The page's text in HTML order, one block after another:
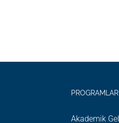
PROGRAMLAR
Akademik